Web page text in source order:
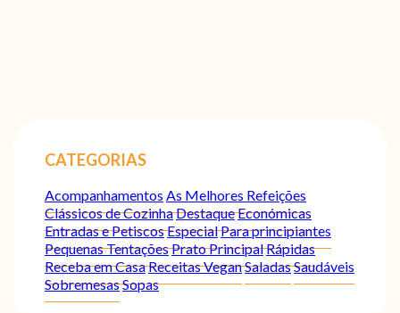
CATEGORIAS
Acompanhamentos As Melhores Refeições
Clássicos de CozinhaDestaqueEconómicas
Entradas e PetiscosEspecialPara principiantes
Pequenas TentaçõesPrato PrincipalRápidas
Receba em CasaReceitas VeganSaladasSaudáveis
SobremesasSopas